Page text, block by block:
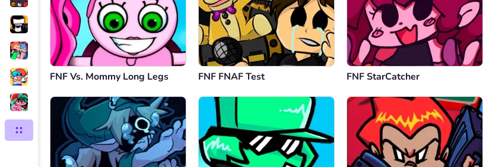
FNF Vs. Mommy Long Legs FNF FNAF Test FNF StarCatcher